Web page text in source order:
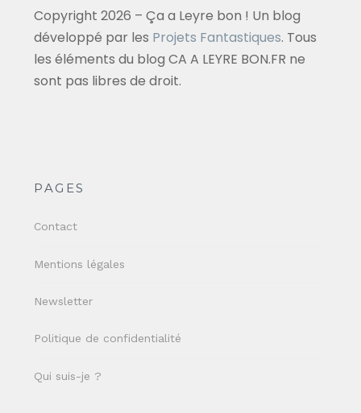
Copyright 2026 – Ça a Leyre bon ! Un blog
développé par les Projets Fantastiques. Tous
les éléments du blog CA A LEYRE BON.FR ne
sont pas libres de droit.
PAGES
Contact
Mentions légales
Newsletter
Politique de confidentialité
Qui suis-je ?